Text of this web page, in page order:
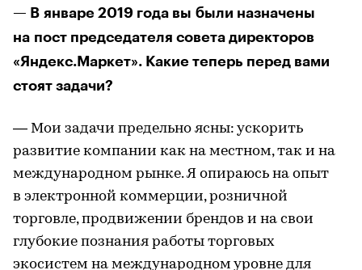
— В январе 2019 года вы были назначены
на пост председателя совета директоров
«Яндекс.Маркет». Какие теперь перед вами
стоят задачи?
— Мои задачи предельно ясны: ускорить
развитие компании как на местном, так и на
международном рынке. Я опираюсь на опыт
в электронной коммерции, розничной
торговле, продвижении брендов и на свои
глубокие познания работы торговых
экосистем на международном уровне для